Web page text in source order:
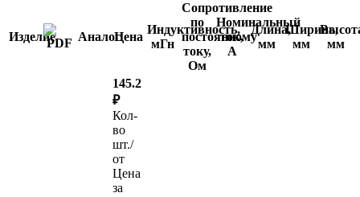
Изделие АналогЦена
Индуктивность,
мГн
Сопротивление
по
постоянному
току,
Ом
Номинальный
ток,
А
Длина,
мм
Ширина,
мм
мм
145.2
₽
Кол-
во
шт./
от
Цена
за